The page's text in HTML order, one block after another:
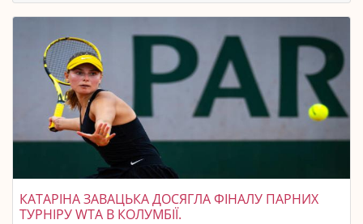
КАТАРІНА ЗАВАЦЬКА ДОСЯГЛА ФІНАЛУ ПАРНИХ
ТУРНІРУ WTA В КОЛУМБІЇ.